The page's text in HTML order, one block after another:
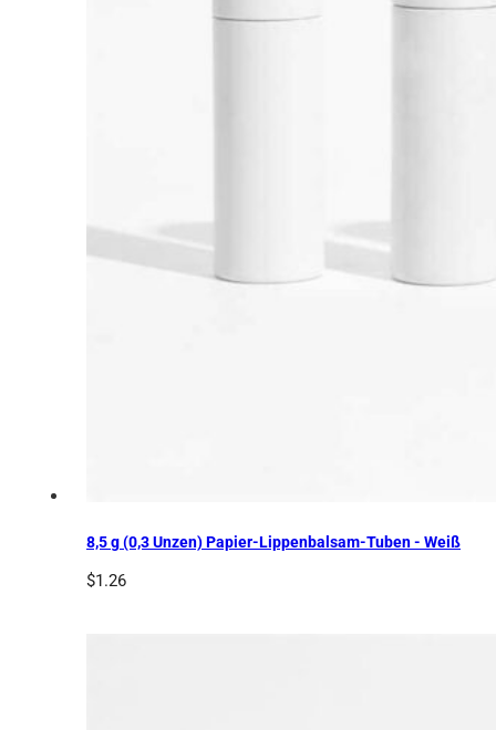
8,5 g (0,3 Unzen) Papier-Lippenbalsam-Tuben - Weiß
$1.26